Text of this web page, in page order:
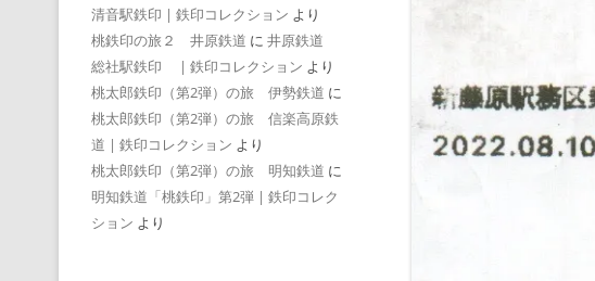
清音駅鉄印 | 鉄印コレクション より
桃鉄印の旅２ 井原鉄道 に 井原鉄道
総社駅鉄印 | 鉄印コレクション より
桃太郎鉄印（第2弾）の旅 伊勢鉄道 に
桃太郎鉄印（第2弾）の旅 信楽高原鉄
道 | 鉄印コレクション より
桃太郎鉄印（第2弾）の旅 明知鉄道 に
明知鉄道「桃鉄印」第2弾 | 鉄印コレク
ション より